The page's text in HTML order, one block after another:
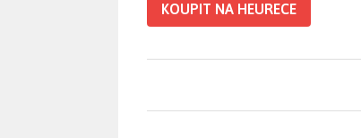
KOUPIT NA HEURECE